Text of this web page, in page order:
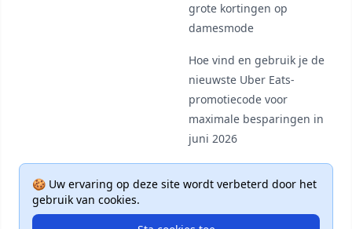
🍪 Uw ervaring op deze site wordt verbeterd door het
gebruik van cookies.
grote kortingen op
damesmode
Hoe vind en gebruik je de
nieuwste Uber Eats-
promotiecode voor
maximale besparingen in
juni 2026